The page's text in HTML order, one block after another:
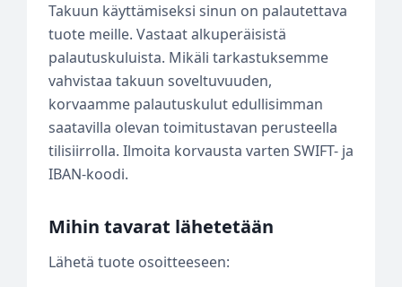
Takuun käyttämiseksi sinun on palautettava
tuote meille. Vastaat alkuperäisistä
palautuskuluista. Mikäli tarkastuksemme
vahvistaa takuun soveltuvuuden,
korvaamme palautuskulut edullisimman
saatavilla olevan toimitustavan perusteella
tilisiirrolla. Ilmoita korvausta varten SWIFT- ja
IBAN-koodi.
Mihin tavarat lähetetään
Lähetä tuote osoitteeseen: